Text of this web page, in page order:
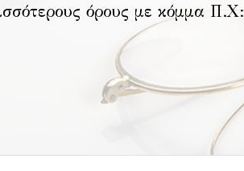
όρους με κόμμα Π.Χ: